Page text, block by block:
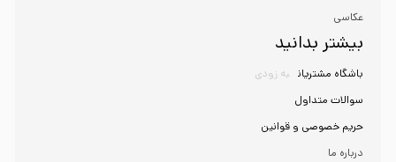
عکاسی
بیشتر بدانید
باشگاه مشتریان به زودی
سوالات متداول
حریم خصوصی و قوانین
درباره ما